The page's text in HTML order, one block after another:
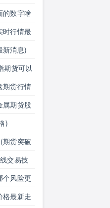
的数字啥
时行情最
新消息)
期货可以
期货行情
属期货股
)
期货突破
交易技
个风险更
格最新走